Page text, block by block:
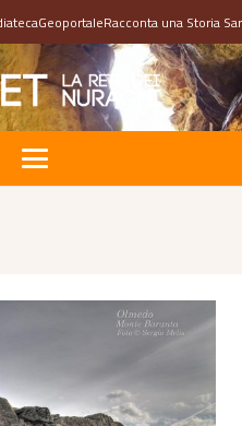
GeoportaleRacconta una Storia